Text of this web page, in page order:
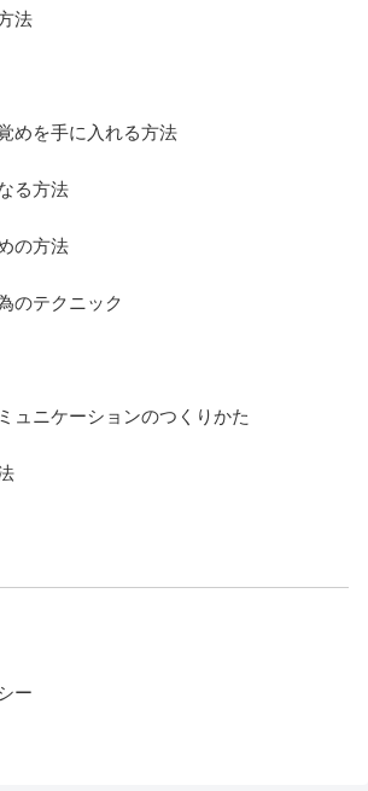
法
めを手に入れる方法
る方法
の方法
のテクニック
ュニケーションのつくりかた
ー